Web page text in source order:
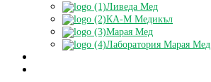
Ливеда Мед
КА-М Медикъл
Марая Мед
Лаборатория Марая Мед